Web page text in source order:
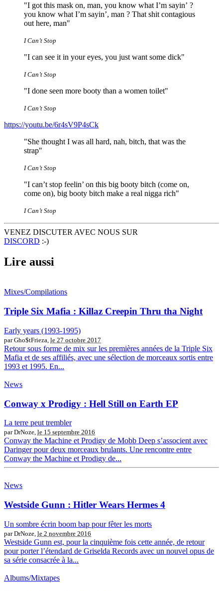
"I got this mask on, man, you know what I’m sayin’ ?
you know what I’m sayin’, man ? That shit contagious
out here, man"
I Can’t Stop
"I can see it in your eyes, you just want some dick"
I Can’t Stop
"I done seen more booty than a women toilet"
I Can’t Stop
https://youtu.be/6r4sV9P4sCk
"She thought I was all hard, nah, bitch, that was the
strap"
I Can’t Stop
"I can’t stop feelin’ on this big booty bitch (come on,
come on), big booty bitch make a real nigga rich"
I Can’t Stop
VENEZ DISCUTER AVEC NOUS SUR
DISCORD :-)
Lire aussi
Mixes/Compilations
Triple Six Mafia : Killaz Creepin Thru tha Night
Early years (1993-1995)
par Gho$tFrieza, le 27 octobre 2017
Retour sous forme de mix sur les premières années de la Triple Six
Mafia et de ses affiliés, avec une sélection de morceaux sortis entre
1993 et 1995. En...
News
Conway x Prodigy : Hell Still on Earth EP
La terre peut trembler
par DrNoze, le 15 septembre 2016
Conway the Machine et Prodigy de Mobb Deep s’associent avec
Daringer pour deux morceaux brulants. Une rencontre entre
Conway the Machine et Prodigy de...
News
Westside Gunn : Hitler Wears Hermes 4
Un sombre écrin boom bap pour fêter les morts
par DrNoze, le 2 novembre 2016
Westside Gunn est, pour la cinquième fois cette année, de retour
pour porter l’étendard de Griselda Records avec un nouvel opus de
sa série consacrée à la...
Albums/Mixtapes